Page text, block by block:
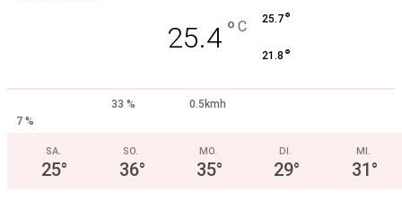
25.4 ° C 25.7°
21.8 °
33 %
0.5kmh
7 %
SA.
25°
SO.
36°
MO.
35°
DI.
29°
MI.
31°